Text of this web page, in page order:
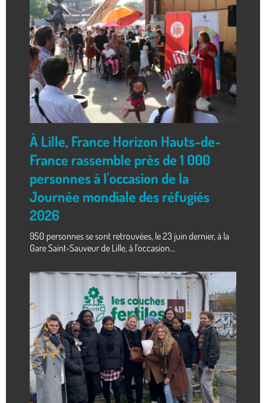
À Lille, France Horizon Hauts-de-
France rassemble près de 1 000
personnes à l'occasion de la
Journée mondiale des réfugiés
2026
950 personnes se sont retrouvées, le 23 juin dernier, à la
Gare Saint-Sauveur de Lille, à l'occasion...